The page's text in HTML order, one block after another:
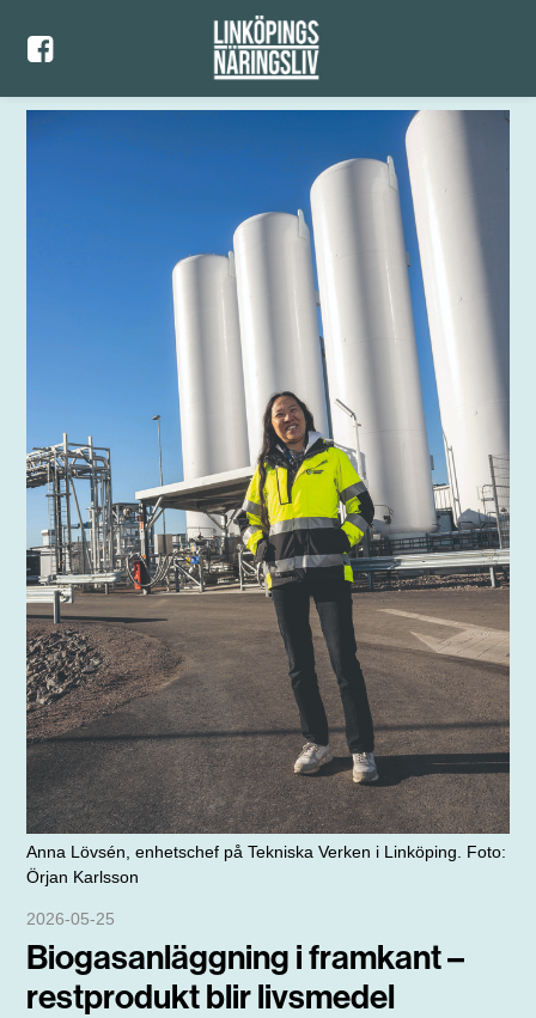
Anna Lövsén, enhetschef på Tekniska Verken i Linköping. Foto:
Örjan Karlsson
2026-05-25
Biogasanläggning i framkant –
restprodukt blir livsmedel